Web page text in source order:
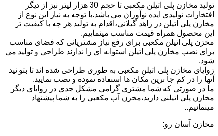
تولید مخازن پلی اتیلن مکعبی تا حجم 30 هزار لیتر نیز از دیگر
افتخارات تولیدی ایده نوآوران می باشد.با توجه به نیاز این نوع از
مخازن پلی اتیلن در زاهد گیلانی،اقدام به تولید هر چه با کیفیت تر
این محصول همراه قیمت مناسب مینماییم.
مخزن پلی اتیلن مکعبی برای رفع نیاز مشتریانی که فضای مناسب
برای نصب مخازن پلی اتیلن استوانه ای را ندارند طراحی و تولید می
شود.
زوایای مخازن پلی اتیلن مکعبی به طوری طراحی شده اند تا بتوانید
آنها را در کم جا ترین مکان ها استفاده نموده و نصب نمایید.
ما در صورتی که شما مشتری گرامی مشکل جدی در زوایای دیگر
مخازن پلی اتیلنی دارید،مخزن آب مکعبی را به شما پیشنهاد
مینمائیم..
مخازن آسان رو: